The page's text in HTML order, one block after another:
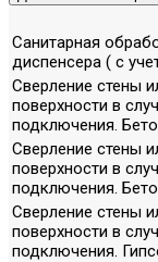
Санитарная
диспенсера ( с
Сверление стены
поверхности в
подключения.
Сверление стены
поверхности в
подключения.
Сверление стены
поверхности в
подключения.